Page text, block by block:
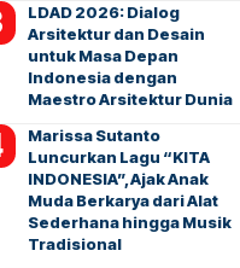
LDAD 2026: Dialog
Arsitektur dan Desain
untuk Masa Depan
Indonesia dengan
Maestro Arsitektur Dunia
Marissa Sutanto
Luncurkan Lagu “KITA
INDONESIA”, Ajak Anak
Muda Berkarya dari Alat
Sederhana hingga Musik
Tradisional